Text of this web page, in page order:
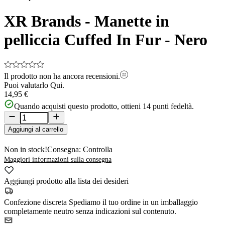
of
15
XR Brands - Manette in
pelliccia Cuffed In Fur - Nero
Il prodotto non ha ancora recensioni.
Puoi valutarlo Qui.
14,95 €
Quando acquisti questo prodotto, ottieni 14 punti fedeltà.
Aggiungi al carrello
Non in stock!Consegna: Controlla
Maggiori informazioni sulla consegna
Aggiungi prodotto alla lista dei desideri
Confezione discreta Spediamo il tuo ordine in un imballaggio
completamente neutro senza indicazioni sul contenuto.